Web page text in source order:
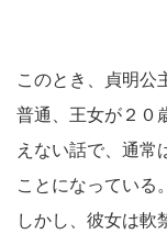
このとき、貞明公
普通、王女が２０
えない話で、通常
ことになっている。
しかし、彼女は軟